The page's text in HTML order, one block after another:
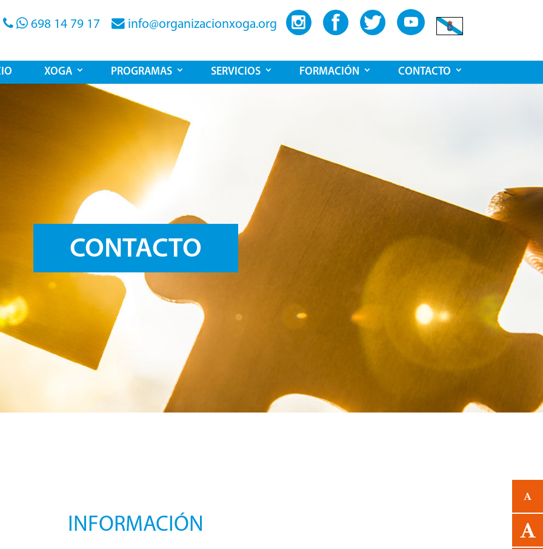
698 14 79 17 info@organizacionxoga.org
XOGA PROGRAMAS SERVICIOS FORMACIÓN CONTACTO
CONTACTO
INFORMACIÓN